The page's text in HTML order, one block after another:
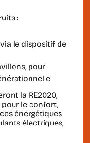
:
le dispositif de
pour
la RE2020,
pour le confort,
énergétiques
électriques,